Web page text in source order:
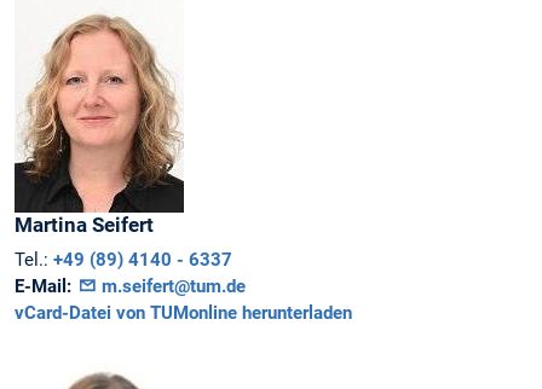
Martina Seifert
Tel.: +49 (89) 4140 - 6337
E-Mail:
m.seifert@tum.de
vCard-Datei von TUMonline herunterladen